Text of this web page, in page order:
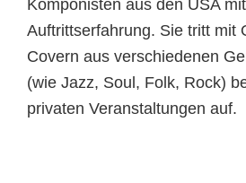
Komponisten aus den USA
Auftrittserfahrung. Sie tritt mit
Covern aus verschiedenen
(wie Jazz, Soul, Folk, Rock)
privaten Veranstaltungen auf.